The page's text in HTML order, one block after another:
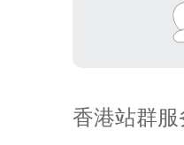
香港站群